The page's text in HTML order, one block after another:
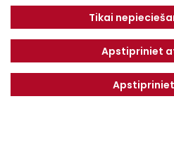
Jelgavas novads, LV-3043
info@dotnuvabaltic.lv
Tikai
Apstipriniet